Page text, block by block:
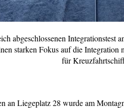
abgeschlossenen
starken Fokus auf die
für
an Liegeplatz 28 wurde am